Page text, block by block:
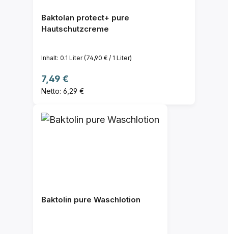
Baktolan protect+ pure
Hautschutzcreme
Inhalt: 0.1 Liter(74,90 € / 1 Liter)
Regulärer Preis:
7,49 €
Netto: 6,29 €
Baktolin pure Waschlotion